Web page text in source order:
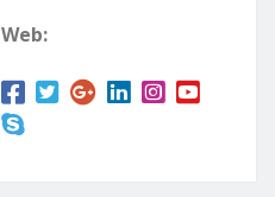
Web: